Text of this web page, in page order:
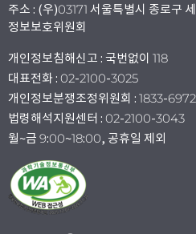
주소 : (우)03171 서울특별시 종로구
정보보호위원회
개인정보침해신고 : 국번없이 118
대표전화 : 02-2100-3025
개인정보분쟁조정위원회 : 1833-6972
법령해석지원센터 : 02-2100-3043
월~금 9:00~18:00, 공휴일 제외